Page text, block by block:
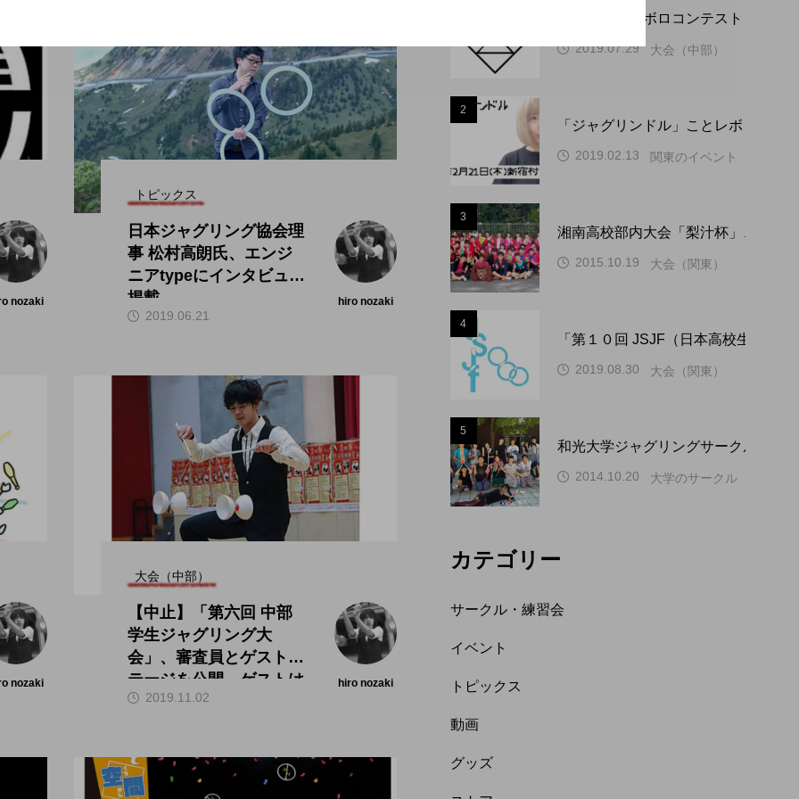
nozaki
トピックス
日本ジャグリング協会理
事 松村高朗氏、エンジ
ニアtypeにインタビュー
掲載。
hiro nozaki
2019.06.21
nozaki
大会（中部）
【中止】「第六回 中部
学生ジャグリング大
会」、審査員とゲストス
テージを公開。ゲストは
田多加津輝氏。
hiro nozaki
2019.11.02
「静岡ディアボロコンテスト ２０
2019.07.29 大会（中部）
2
「ジャグリンドル」ことレボリュー
2019.02.13 関東のイベント
3
湘南高校部内大会「梨汁杯」、１０
2015.10.19 大会（関東）
4
「第１０回 JSJF（日本高校生ジャ
2019.08.30 大会（関東）
5
和光大学ジャグリングサークル WAP
2014.10.20 大学のサークル（関東）
カテゴリー
サークル・練習会
イベント
トピックス
動画
グッズ